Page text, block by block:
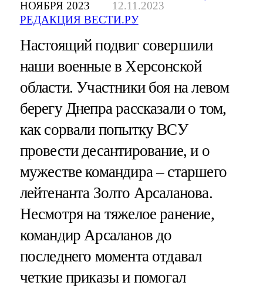
НОЯБРЯ 2023
12.11.2023
РЕДАКЦИЯ ВЕСТИ.РУ
Настоящий подвиг совершили
наши военные в Херсонской
области. Участники боя на левом
берегу Днепра рассказали о том,
как сорвали попытку ВСУ
провести десантирование, и о
мужестве командира – старшего
лейтенанта Золто Арсаланова.
Несмотря на тяжелое ранение,
командир Арсаланов до
последнего момента отдавал
четкие приказы и помогал